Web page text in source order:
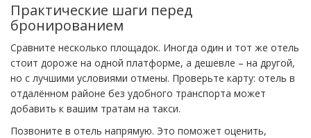
Практические шаги перед
бронированием
Сравните несколько площадок. Иногда один и тот же отель
стоит дороже на одной платформе, а дешевле – на другой,
но с лучшими условиями отмены. Проверьте карту: отель в
отдалённом районе без удобного транспорта может
добавить к вашим тратам на такси.
Позвоните в отель напрямую. Это поможет оценить,